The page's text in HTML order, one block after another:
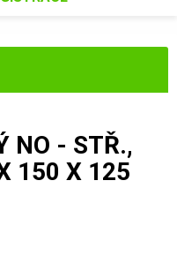
NO - STŘ.,
150 X 125